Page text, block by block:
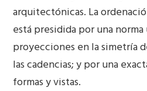
arquitectónicas. La
está presidida por una
proyecciones en la simetría
las cadencias; y por una
formas y vistas.